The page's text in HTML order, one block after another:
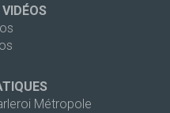
Métropole